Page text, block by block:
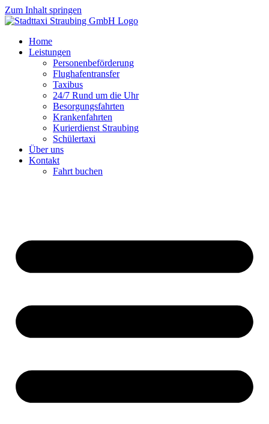
Zum Inhalt springen
Home
Leistungen
Personenbeförderung
Flughafentransfer
Taxibus
24/7 Rund um die Uhr
Besorgungsfahrten
Krankenfahrten
Kurierdienst Straubing
Schülertaxi
Über uns
Kontakt
Fahrt buchen